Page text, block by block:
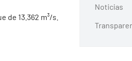
13.362 m³/s.
Noticias